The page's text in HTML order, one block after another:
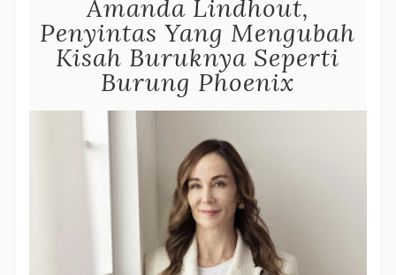
Amanda Lindhout,
Penyintas Yang Mengubah
Kisah Buruknya Seperti
Burung Phoenix